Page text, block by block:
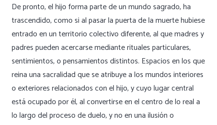
De pronto, el hijo forma parte de un mundo sagrado, ha
trascendido, como si al pasar la puerta de la muerte hubiese
entrado en un territorio colectivo diferente, al que madres y
padres pueden acercarse mediante rituales particulares,
sentimientos, o pensamientos distintos. Espacios en los que
reina una sacralidad que se atribuye a los mundos interiores
o exteriores relacionados con el hijo, y cuyo lugar central
está ocupado por él, al convertirse en el centro de lo real a
lo largo del proceso de duelo, y no en una ilusión o